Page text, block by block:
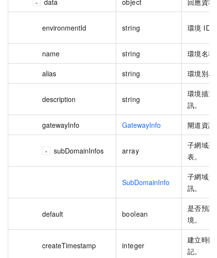
environmentId string 環境 ID
name string 環境名稱
alias string 環境別名
description string
環境描述
訊。
gatewayInfo GatewayInfo 閘道資訊
subDomainInfos array
子網域列
表。
SubDomainInfo
子網域資
訊。
default boolean
是否預設
境。
createTimestamp integer
建立時間
記。